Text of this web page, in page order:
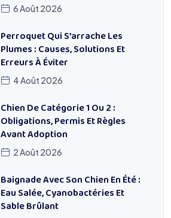
6 Août 2026
Perroquet Qui S’arrache Les
Plumes : Causes, Solutions Et
Erreurs À Éviter
4 Août 2026
Chien De Catégorie 1 Ou 2 :
Obligations, Permis Et Règles
Avant Adoption
2 Août 2026
Baignade Avec Son Chien En Été :
Eau Salée, Cyanobactéries Et
Sable Brûlant